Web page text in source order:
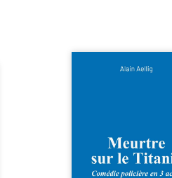
Et si le naufrage
les profondeurs de
Sept décennies plus
découverte de
resurgir un secret